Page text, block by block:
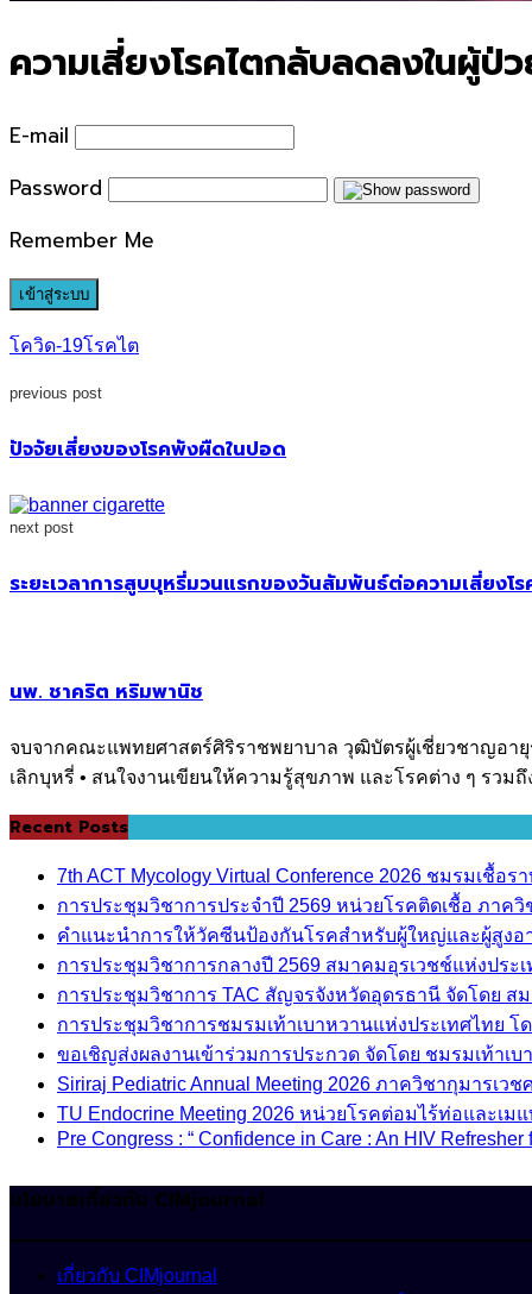
ความเสี่ยงโรคไตกลับลดลงในผู้ป่
E-mail
Password
Remember Me
โควิด-19โรคไต
previous post
ปัจจัยเสี่ยงของโรคพังผืดในปอด
next post
ระยะเวลาการสูบบุหรี่มวนแรกของวันสัมพันธ์ต่อความเสี่ยงโร
นพ. ชาคริต หริมพานิช
จบจากคณะแพทยศาสตร์ศิริราชพยาบาล วุฒิบัตรผู้เชี่ยวชาญอา
เลิกบุหรี่ • สนใจงานเขียนให้ความรู้สุขภาพ และโรคต่าง ๆ รวม
Recent Posts
7th ACT Mycology Virtual Conference 2026 ชมรมเชื้อ
การประชุมวิชาการประจำปี 2569 หน่วยโรคติดเชื้อ ภา
คำแนะนำการให้วัคซีนป้องกันโรคสำหรับผู้ใหญ่และผู้สูงอ
การประชุมวิชาการกลางปี 2569 สมาคมอุรเวชช์แห่งประ
การประชุมวิชาการ TAC สัญจรจังหวัดอุดรธานี จัดโดย ส
การประชุมวิชาการชมรมเท้าเบาหวานแห่งประเทศไทย โ
ขอเชิญส่งผลงานเข้าร่วมการประกวด จัดโดย ชมรมเท้าเบ
Siriraj Pediatric Annual Meeting 2026 ภาควิชากุมารเ
TU Endocrine Meeting 2026 หน่วยโรคต่อมไร้ท่อและเ
Pre Congress : “ Confidence in Care : An HIV Refresher
นโยบายเกี่ยวกับ CIMjournal
เกี่ยวกับ CIMjournal